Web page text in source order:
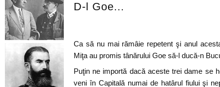
D-l Goe...
Ca să nu mai rămâie repetent şi anul
Miţa au promis tânărului Goe să-l ducă-n
Puţin ne importă dacă aceste trei dame se
veni în Capitală numai de hatârul fiului şi